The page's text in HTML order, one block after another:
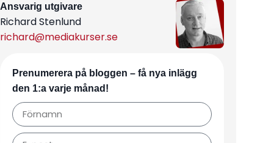
Ansvarig utgivare
Richard Stenlund
richard@mediakurser.se
Prenumerera på bloggen – få nya inlägg
den 1:a varje månad!